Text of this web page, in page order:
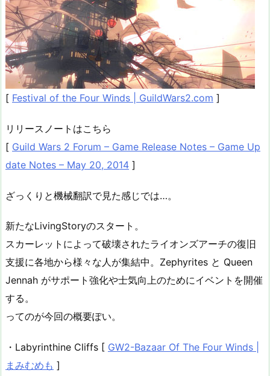
[ Festival of the Four Winds | GuildWars2.com ]
リリースノートはこちら
[ Guild Wars 2 Forum – Game Release Notes – Game Up
date Notes – May 20, 2014 ]
ざっくりと機械翻訳で見た感じでは…。
新たなLivingStoryのスタート。
スカーレットによって破壊されたライオンズアーチの復旧
支援に各地から様々な人が集結中。Zephyrites と Queen
Jennah がサポート強化や士気向上のためにイベントを開催
する。
ってのが今回の概要ぽい。
・Labyrinthine Cliffs [ GW2-Bazaar Of The Four Winds |
まみむめも ]